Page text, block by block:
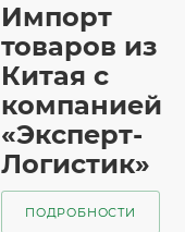
Импорт
товаров из
Китая с
компанией
«Эксперт-
Логистик»
ПОДРОБНОСТИ